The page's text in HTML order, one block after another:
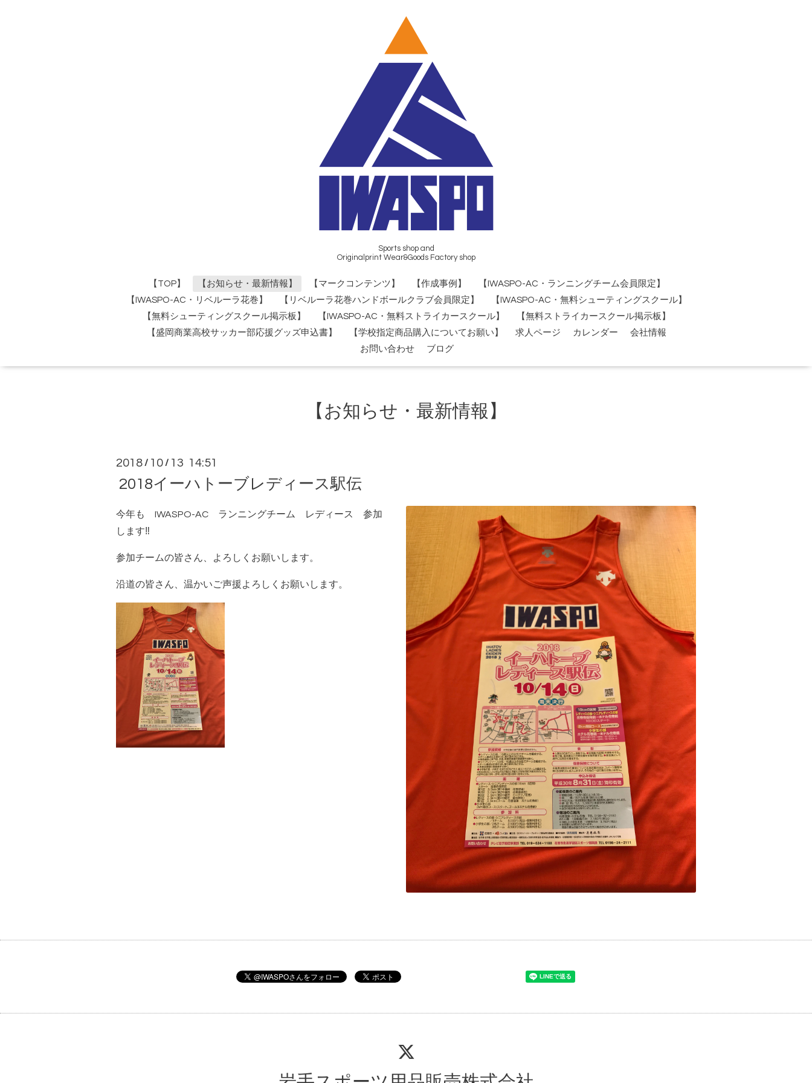
Sports shop and
Originalprint Wear&Goods Factory shop
【TOP】 【お知らせ・最新情報】 【マークコンテンツ】 【作成事例】
【IWASPO-AC・ランニングチーム会員限定】
【IWASPO-AC・リベルーラ花巻】
【リベルーラ花巻ハンドボールクラブ会員限定】
【IWASPO-AC・無料シューティングスクール】
【無料シューティングスクール掲示板】
【IWASPO-AC・無料ストライカースクール】
【無料ストライカースクール掲示板】
【盛岡商業高校サッカー部応援グッズ申込書】
【学校指定商品購入についてお願い】 求人ページ カレンダー
会社情報
お問い合わせ
ブログ
【お知らせ・最新情報】
2018 / 10 / 13 14:51
2018イーハトーブレディース駅伝
今年も IWASPO-AC ランニングチーム レディース 参加
します‼
参加チームの皆さん、よろしくお願いします。
沿道の皆さん、温かいご声援よろしくお願いします。